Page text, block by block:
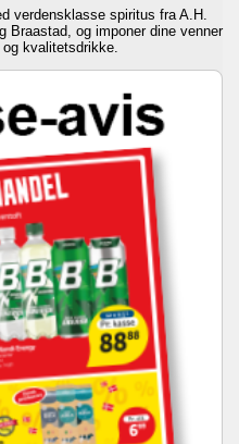
verdensklasse spiritus fra A.H.
Braastad, og imponer dine venner
kvalitetsdrikke.